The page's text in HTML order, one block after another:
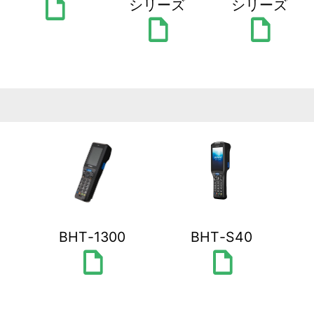
draft
シリーズ
draft
シリーズ
draft
BHT-1300
draft
BHT-S40
draft